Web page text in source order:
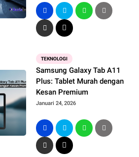
TEKNOLOGI
Samsung Galaxy Tab A11
Plus: Tablet Murah dengan
Kesan Premium
Januari 24, 2026